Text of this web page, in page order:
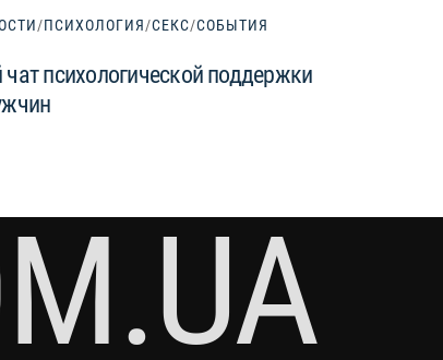
/ПСИХОЛОГИЯ/СЕКС/СОБЫТИЯ
психологической поддержки